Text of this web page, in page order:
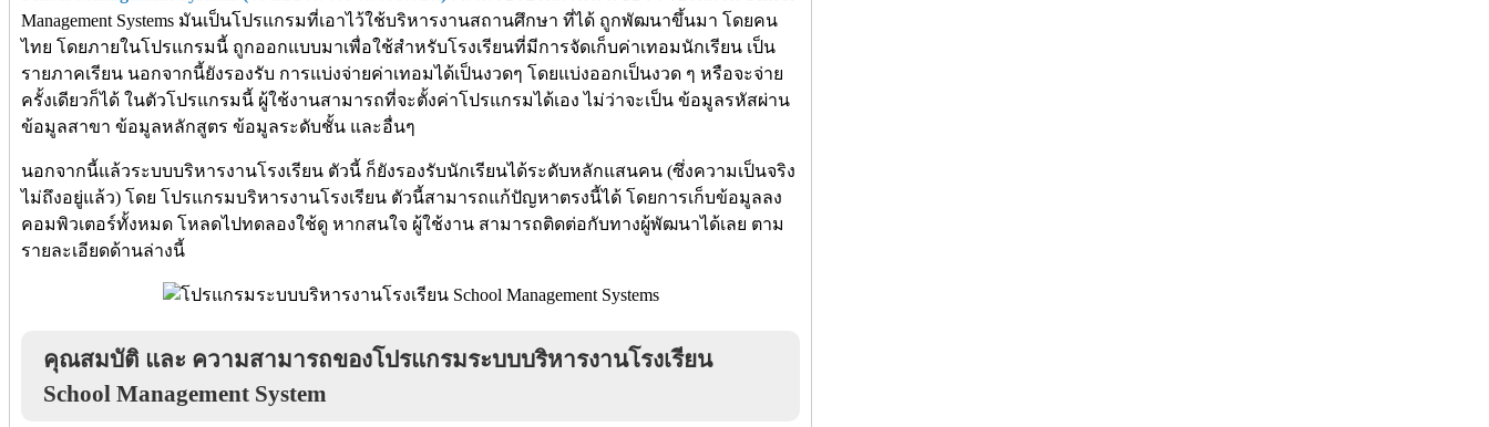
Management Systems มันเป็นโปรแกรมที่เอาไว้ใช้บริหารงานสถานศึกษา ที่ได้ ถูกพัฒนาขึ้นมา โดยคน
ไทย โดยภายในโปรแกรมนี้ ถูกออกแบบมาเพื่อใช้สำหรับโรงเรียนที่มีการจัดเก็บค่าเทอมนักเรียน เป็น
รายภาคเรียน นอกจากนี้ยังรองรับ การแบ่งจ่ายค่าเทอมได้เป็นงวดๆ โดยแบ่งออกเป็นงวด ๆ หรือจะจ่าย
ครั้งเดียวก็ได้ ในตัวโปรแกรมนี้ ผู้ใช้งานสามารถที่จะตั้งค่าโปรแกรมได้เอง ไม่ว่าจะเป็น ข้อมูลรหัสผ่าน
ข้อมูลสาขา ข้อมูลหลักสูตร ข้อมูลระดับชั้น และอื่นๆ
นอกจากนี้แล้วระบบบริหารงานโรงเรียน ตัวนี้ ก็ยังรองรับนักเรียนได้ระดับหลักแสนคน (ซึ่งความเป็นจริง
ไม่ถึงอยู่แล้ว) โดย โปรแกรมบริหารงานโรงเรียน ตัวนี้สามารถแก้ปัญหาตรงนี้ได้ โดยการเก็บข้อมูลลง
คอมพิวเตอร์ทั้งหมด โหลดไปทดลองใช้ดู หากสนใจ ผู้ใช้งาน สามารถติดต่อกับทางผู้พัฒนาได้เลย ตาม
รายละเอียดด้านล่างนี้
คุณสมบัติ และ ความสามารถของโปรแกรมระบบบริหารงานโรงเรียน
School Management System